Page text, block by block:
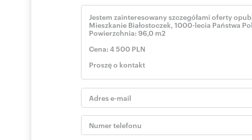
Wszystkich zainteresowanych zapraszam do kontaktu z Agentem.
Nie zwlekaj, bądź pierwszy!
Zapraszamy do bezpośredniego kontaktu z opiekunem oferty
Krzysztof Siejło
530 pokaż telefon .
Treść niniejszego ogłoszenia nie stanowi oferty handlowej w
informacyjny i zalecamy ich osobistą weryfikację.